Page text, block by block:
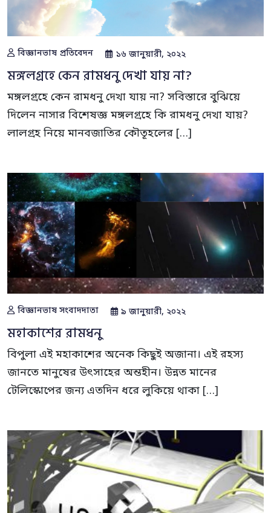
বিজ্ঞানভাষ প্রতিবেদন ১৬ জানুয়ারী, ২০২২
মঙ্গলগ্রহে কেন রামধনু দেখা যায় না?
মঙ্গলগ্রহে কেন রামধনু দেখা যায় না? সবিস্তারে বুঝিয়ে
দিলেন নাসার বিশেষজ্ঞ মঙ্গলগ্রহে কি রামধনু দেখা যায়?
লালগ্রহ নিয়ে মানবজাতির কৌতূহলের […]
বিজ্ঞানভাষ সংবাদদাতা ৯ জানুয়ারী, ২০২২
মহাকাশের রামধনু
বিপুলা এই মহাকাশের অনেক কিছুই অজানা। এই রহস্য
জানতে মানুষের উৎসাহের অন্তহীন। উন্নত মানের
টেলিস্কোপের জন্য এতদিন ধরে লুকিয়ে থাকা […]